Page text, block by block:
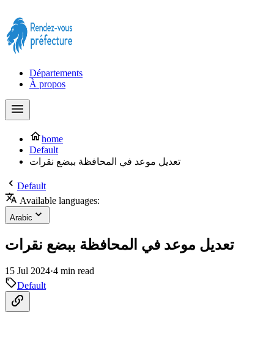
Départements
À propos
home
Default
تعديل موعد في المحافظة ببضع نقرات
Default
Available languages:
Arabic
تعديل موعد في المحافظة ببضع نقرات
15 Jul 2024·4 min read
Default